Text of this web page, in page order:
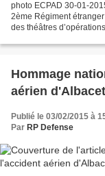
photo ECPAD 30-01-
2ème Régiment
des théâtres
Hommage
aérien
Publié le 03/02/2015 à
Par RP Defense